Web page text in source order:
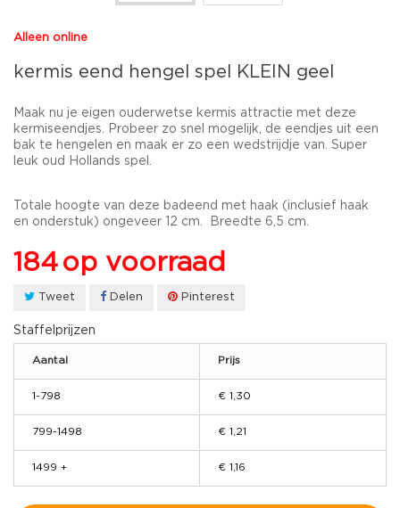
Alleen online
kermis eend hengel spel KLEIN geel
Maak nu je eigen ouderwetse kermis attractie met deze
kermiseendjes. Probeer zo snel mogelijk, de eendjes uit een
bak te hengelen en maak er zo een wedstrijdje van. Super
leuk oud Hollands spel.
Totale hoogte van deze badeend met haak (inclusief haak
en onderstuk) ongeveer 12 cm. Breedte 6,5 cm.
184 op voorraad
Tweet Delen Pinterest
Staffelprijzen
Aantal Prijs
1-798 € 1,30
799-1498 € 1,21
1499 + € 1,16